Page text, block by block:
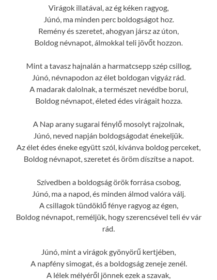
Virágok illatával, az ég kéken ragyog,
Júnó, ma minden perc boldogságot hoz.
Remény és szeretet, ahogyan jársz az úton,
Boldog névnapot, álmokkal teli jövőt hozzon.
Mint a tavasz hajnalán a harmatcsepp szép csillog,
Júnó, névnapodon az élet boldogan vigyáz rád.
A madarak dalolnak, a természet nevédbe borul,
Boldog névnapot, életed édes virágait hozza.
A Nap arany sugarai fénylő mosolyt rajzolnak,
Júnó, neved napján boldogságodat énekeljük.
Az élet édes éneke együtt szól, kívánva boldog perceket,
Boldog névnapot, szeretet és öröm díszítse a napot.
Szívedben a boldogság örök forrása csobog,
Júnó, ma a napod, és minden álmod valóra válj.
A csillagok tündöklő fénye ragyog az égen,
Boldog névnapot, reméljük, hogy szerencsével teli év vár
rád.
Júnó, mint a virágok gyönyörű kertjében,
A napfény simogat, és a boldogság zeneje zenél.
A lélek mélyéről jönnek ezek a szavak,